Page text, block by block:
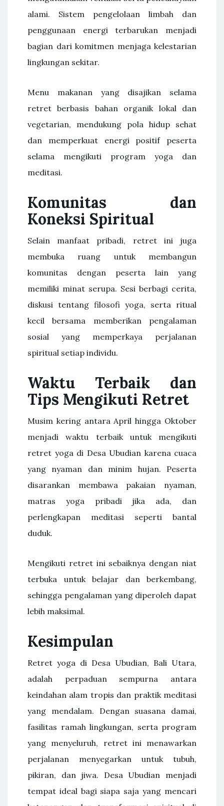
alami. Sistem pengelolaan limbah dan
penggunaan energi terbarukan menjadi
bagian dari komitmen menjaga kelestarian
lingkungan sekitar.
Menu makanan yang disajikan selama
retret berbasis bahan organik lokal dan
vegetarian, mendukung pola hidup sehat
dan memperkuat energi positif peserta
selama mengikuti program yoga dan
meditasi.
Komunitas dan
Koneksi Spiritual
Selain manfaat pribadi, retret ini juga
membuka ruang untuk membangun
komunitas dengan peserta lain yang
memiliki minat serupa. Sesi berbagi cerita,
diskusi tentang filosofi yoga, serta ritual
kecil bersama memberikan pengalaman
sosial yang memperkaya perjalanan
spiritual setiap individu.
Waktu Terbaik dan
Tips Mengikuti Retret
Musim kering antara April hingga Oktober
menjadi waktu terbaik untuk mengikuti
retret yoga di Desa Ubudian karena cuaca
yang nyaman dan minim hujan. Peserta
disarankan membawa pakaian nyaman,
matras yoga pribadi jika ada, dan
perlengkapan meditasi seperti bantal
duduk.
Mengikuti retret ini sebaiknya dengan niat
terbuka untuk belajar dan berkembang,
sehingga pengalaman yang diperoleh dapat
lebih maksimal.
Kesimpulan
Retret yoga di Desa Ubudian, Bali Utara,
adalah perpaduan sempurna antara
keindahan alam tropis dan praktik meditasi
yang mendalam. Dengan suasana damai,
fasilitas ramah lingkungan, serta program
yang menyeluruh, retret ini menawarkan
perjalanan menyegarkan untuk tubuh,
pikiran, dan jiwa. Desa Ubudian menjadi
tempat ideal bagi siapa saja yang mencari